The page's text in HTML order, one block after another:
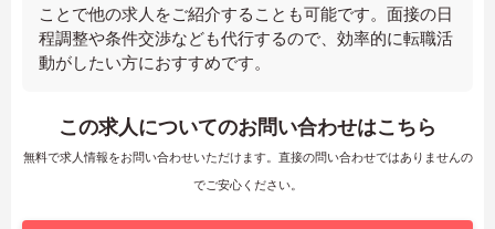
ことで他の求人をご紹介することも可能です。面接の日
程調整や条件交渉なども代行するので、効率的に転職活
動がしたい方におすすめです。
この求人についてのお問い合わせはこちら
無料で求人情報をお問い合わせいただけます。直接の問い合わせではありませんの
でご安心ください。